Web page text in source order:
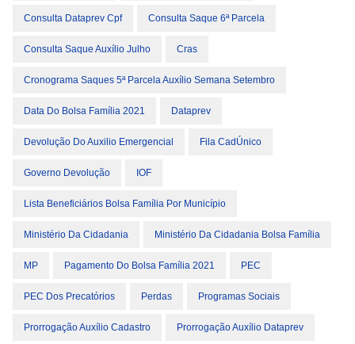
Consulta Dataprev Cpf Consulta Saque 6ª Parcela
Consulta Saque Auxílio Julho Cras
Cronograma Saques 5ª Parcela Auxílio Semana Setembro
Data Do Bolsa Família 2021 Dataprev
Devolução Do Auxilio Emergencial Fila CadÚnico
Governo Devolução IOF
Lista Beneficiários Bolsa Família Por Município
Ministério Da Cidadania Ministério Da Cidadania Bolsa Família
MP Pagamento Do Bolsa Família 2021 PEC
PEC Dos Precatórios Perdas Programas Sociais
Prorrogação Auxílio Cadastro Prorrogação Auxílio Dataprev